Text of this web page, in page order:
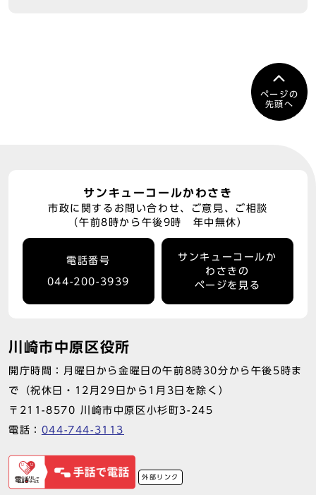
ページの
先頭へ
サンキューコールかわさき
市政に関するお問い合わせ、ご意見、ご相談
（午前8時から午後9時 年中無休）
電話番号
044-200-3939
サンキューコールか
わさきの
ページを見る
川崎市中原区役所
開庁時間：月曜日から金曜日の午前8時30分から午後5時ま
で（祝休日・12月29日から1月3日を除く）
〒211-8570 川崎市中原区小杉町3-245
電話： 044-744-3113
外部リンク